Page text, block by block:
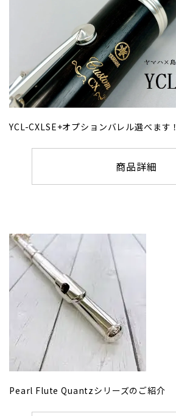
YCL-CXLSE+オプションバレル選べます！
商品詳細
Pearl Flute Quantzシリーズのご紹介